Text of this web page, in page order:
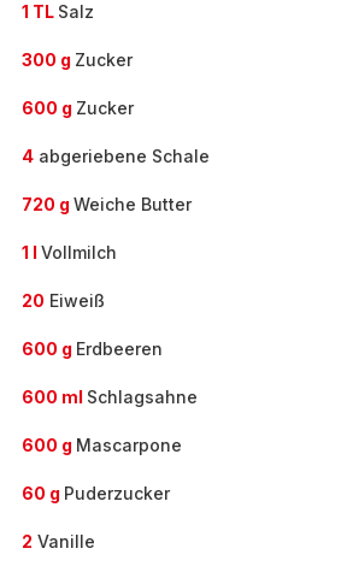
1 TL Salz
300 g Zucker
600 g Zucker
4 abgeriebene Schale
720 g Weiche Butter
1 l Vollmilch
20 Eiweiß
600 g Erdbeeren
600 ml Schlagsahne
600 g Mascarpone
60 g Puderzucker
2 Vanille